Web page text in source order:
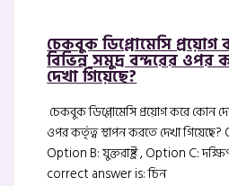
চেকবুক ডিপ্লোমেসি
বিভিন্ন সমুদ্র বন্দরের ওপর
দেখা গিয়েছে?
চেকবুক ডিপ্লোমেসি প্রয়োগ করে কোন
ওপর কর্তৃত্ব স্থাপন করতে দেখা
Option B: যুক্তরাষ্ট্র , Option C:
correct answer is: চিন